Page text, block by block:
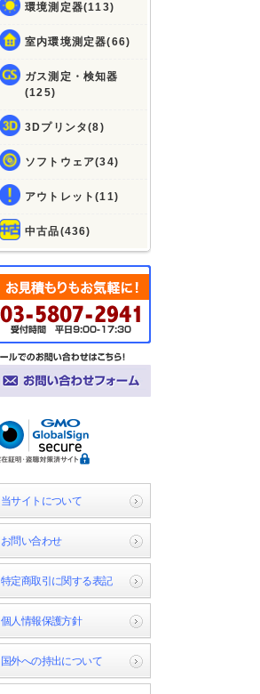
環境測定器(113)
室内環境測定器(66)
ガス測定・検知器
(125)
3Dプリンタ(8)
ソフトウェア(34)
アウトレット(11)
中古品(436)
当サイトについて
お問い合わせ
特定商取引に関する表記
個人情報保護方針
国外への持出について